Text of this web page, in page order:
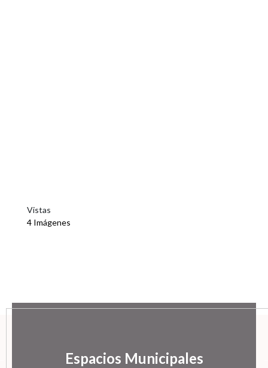
Vistas
4 Imágenes
Espacios Municipales